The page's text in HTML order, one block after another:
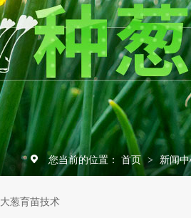
您当前的位置： 首页 > 新闻
大葱育苗技术